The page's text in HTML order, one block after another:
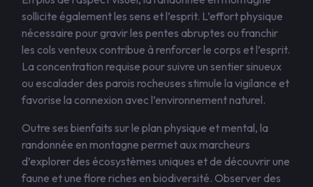
sollicite également les sens et l’esprit. L’effort physique
nécessaire pour gravir les pentes abruptes ou franchir
les cols venteux contribue à renforcer le corps et l’esprit.
La concentration requise pour suivre un sentier sinueux
ou escalader des parois rocheuses stimule la vigilance et
favorise la connexion avec l’environnement naturel.
Outre ses bienfaits sur le plan physique et mental, la
randonnée en montagne permet aux marcheurs
d’explorer des écosystèmes uniques et de découvrir une
faune et une flore riches en biodiversité. Observer des